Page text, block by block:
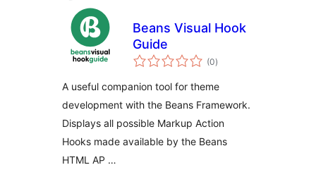
Beans Visual Hook
Guide
(0toplam
puan
)
A useful companion tool for theme
development with the Beans Framework.
Displays all possible Markup Action
Hooks made available by the Beans
HTML AP …